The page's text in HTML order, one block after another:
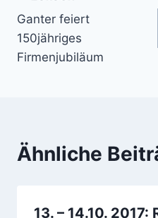
Ganter feiert
150jähriges
Firmenjubiläum
Ähnliche
13. – 14.10. 2017: